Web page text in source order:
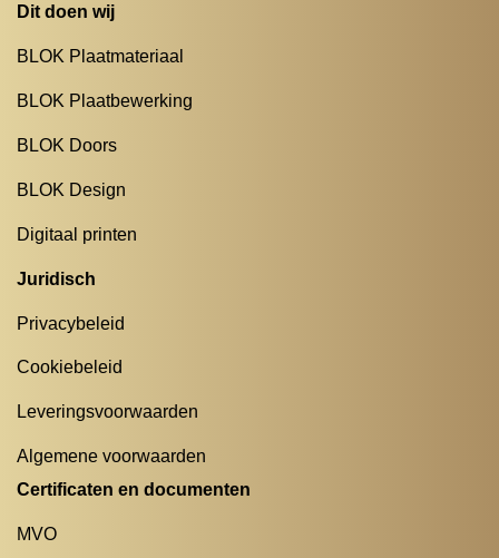
Dit doen wij
BLOK Plaatmateriaal
BLOK Plaatbewerking
BLOK Doors
BLOK Design
Digitaal printen
Juridisch
Privacybeleid
Cookiebeleid
Leveringsvoorwaarden
Algemene voorwaarden
Certificaten en documenten
MVO